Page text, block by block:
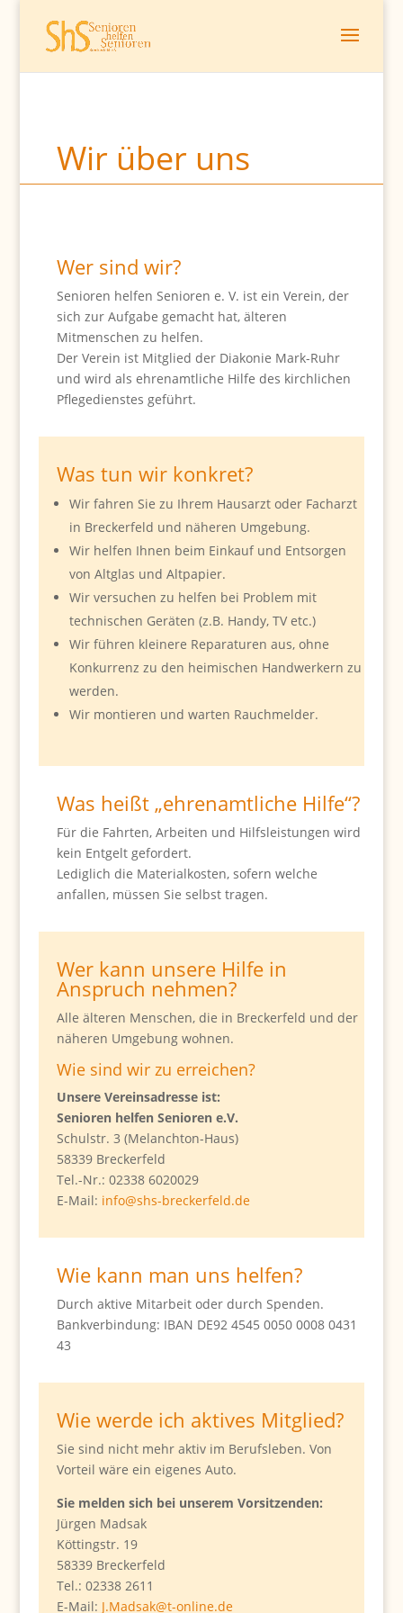
Wir über uns
Wer sind wir?
Senioren helfen Senioren e. V. ist ein Verein, der
sich zur Aufgabe gemacht hat, älteren
Mitmenschen zu helfen.
Der Verein ist Mitglied der Diakonie Mark-Ruhr
und wird als ehrenamtliche Hilfe des kirchlichen
Pflegedienstes geführt.
Was tun wir konkret?
Wir fahren Sie zu Ihrem Hausarzt oder Facharzt
in Breckerfeld und näheren Umgebung.
Wir helfen Ihnen beim Einkauf und Entsorgen
von Altglas und Altpapier.
Wir versuchen zu helfen bei Problem mit
technischen Geräten (z.B. Handy, TV etc.)
Wir führen kleinere Reparaturen aus, ohne
Konkurrenz zu den heimischen Handwerkern zu
werden.
Wir montieren und warten Rauchmelder.
Was heißt „ehrenamtliche Hilfe“?
Für die Fahrten, Arbeiten und Hilfsleistungen wird
kein Entgelt gefordert.
Lediglich die Materialkosten, sofern welche
anfallen, müssen Sie selbst tragen.
Wer kann unsere Hilfe in
Anspruch nehmen?
Alle älteren Menschen, die in Breckerfeld und der
näheren Umgebung wohnen.
Wie sind wir zu erreichen?
Unsere Vereinsadresse ist:
Senioren helfen Senioren e.V.
Schulstr. 3 (Melanchton-Haus)
58339 Breckerfeld
Tel.-Nr.: 02338 6020029
E-Mail: info@shs-breckerfeld.de
Wie kann man uns helfen?
Durch aktive Mitarbeit oder durch Spenden.
Bankverbindung: IBAN DE92 4545 0050 0008 0431
43
Wie werde ich aktives Mitglied?
Sie sind nicht mehr aktiv im Berufsleben. Von
Vorteil wäre ein eigenes Auto.
Sie melden sich bei unserem Vorsitzenden:
Jürgen Madsak
Köttingstr. 19
58339 Breckerfeld
Tel.: 02338 2611
E-Mail: J.Madsak@t-online.de